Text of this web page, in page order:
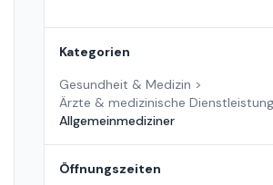
Kategorien
Gesundheit & Medizin >
Ärzte & medizinische
Allgemeinmediziner
Öffnungszeiten